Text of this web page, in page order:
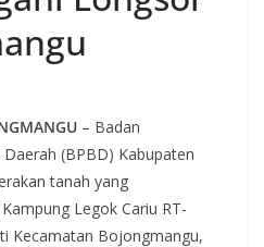
– Badan
(BPBD) Kabupaten
tanah yang
Legok Cariu RT-
Kecamatan Bojongmangu,